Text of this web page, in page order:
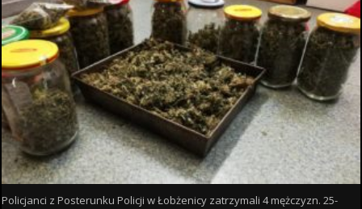
Policjanci z Posterunku Policji w Łobżenicy zatrzymali 4 mężczyzn. 25-